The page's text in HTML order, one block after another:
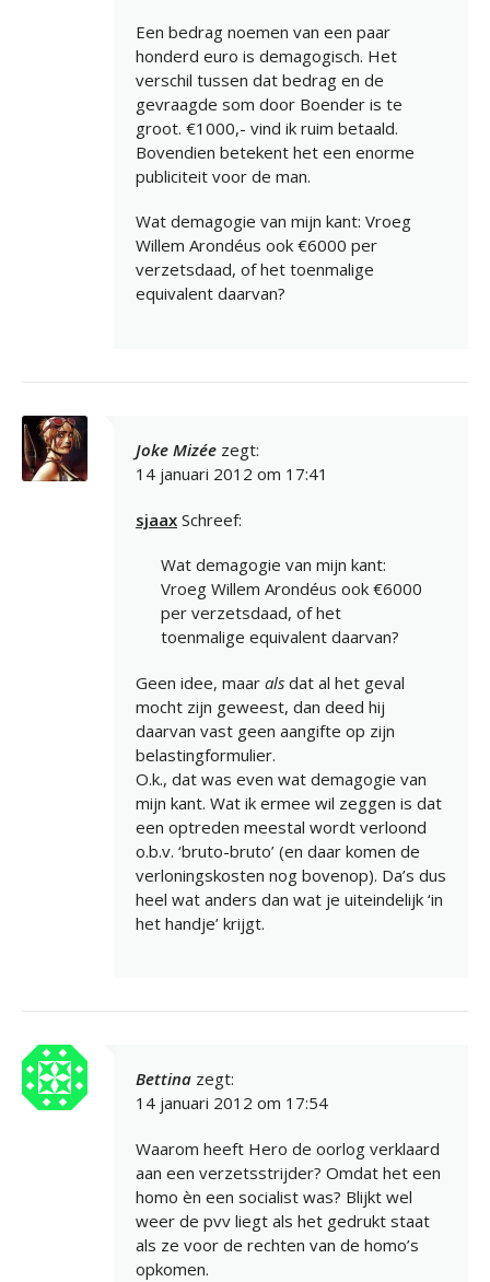
Een bedrag noemen van een paar
honderd euro is demagogisch. Het
verschil tussen dat bedrag en de
gevraagde som door Boender is te
groot. €1000,- vind ik ruim betaald.
Bovendien betekent het een enorme
publiciteit voor de man.
Wat demagogie van mijn kant: Vroeg
Willem Arondéus ook €6000 per
verzetsdaad, of het toenmalige
equivalent daarvan?
Joke Mizée zegt:
14 januari 2012 om 17:41
sjaax Schreef:
Wat demagogie van mijn kant:
Vroeg Willem Arondéus ook €6000
per verzetsdaad, of het
toenmalige equivalent daarvan?
Geen idee, maar als dat al het geval
mocht zijn geweest, dan deed hij
daarvan vast geen aangifte op zijn
belastingformulier.
O.k., dat was even wat demagogie van
mijn kant. Wat ik ermee wil zeggen is dat
een optreden meestal wordt verloond
o.b.v. ‘bruto-bruto’ (en daar komen de
verloningskosten nog bovenop). Da’s dus
heel wat anders dan wat je uiteindelijk ‘in
het handje’ krijgt.
Bettina zegt:
14 januari 2012 om 17:54
Waarom heeft Hero de oorlog verklaard
aan een verzetsstrijder? Omdat het een
homo èn een socialist was? Blijkt wel
weer de pvv liegt als het gedrukt staat
als ze voor de rechten van de homo’s
opkomen.